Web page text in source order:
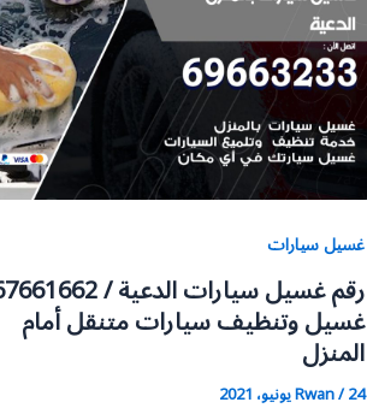
غسيل سيارات
غسيل وتنظيف سيارات متنقل أمام
المنزل
Rwan/24 يونيو، 2021